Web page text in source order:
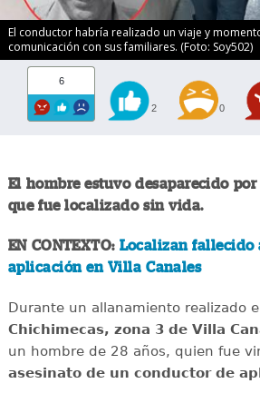
El conductor habría realizado un viaje y
comunicación con sus familiares. (Foto: Soy502)
6
2 0
El hombre estuvo desaparecido
que fue localizado sin vida.
EN CONTEXTO:Localizan fallecido
aplicación en Villa Canales
Durante un allanamiento realizado
Chichimecas, zona 3 de Villa
un hombre de 28 años, quien fue
asesinato de un conductor de